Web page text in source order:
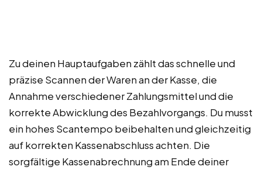
Zu deinen Hauptaufgaben zählt das schnelle und
präzise Scannen der Waren an der Kasse, die
Annahme verschiedener Zahlungsmittel und die
korrekte Abwicklung des Bezahlvorgangs. Du musst
ein hohes Scantempo beibehalten und gleichzeitig
auf korrekten Kassenabschluss achten. Die
sorgfältige Kassenabrechnung am Ende deiner